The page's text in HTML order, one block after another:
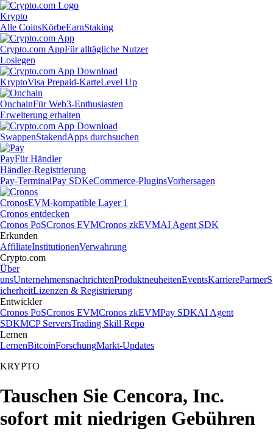
Krypto
Alle CoinsKörbeEarnStaking
Crypto.com AppFür alltägliche Nutzer
Loslegen
KryptoVisa Prepaid-KarteLevel Up
OnchainFür Web3-Enthusiasten
Erweiterung erhalten
SwappenStakendApps durchsuchen
PayFür Händler
Händler-Registrierung
Pay-TerminalPay SDKeCommerce-PluginsVorhersagen
CronosEVM-kompatible Layer 1
Cronos entdecken
Cronos PoSCronos EVMCronos zkEVMAI Agent SDK
Erkunden
AffiliateInstitutionenVerwahrung
Crypto.com
Über
unsUnternehmensnachrichtenProduktneuheitenEventsKarrierePartnerS
icherheitLizenzen & Registrierung
Entwickler
Cronos PoSCronos EVMCronos zkEVMPay SDKAI Agent
SDKMCP ServersTrading Skill Repo
Lernen
LernenBitcoinForschungMarkt-Updates
KRYPTO
Tauschen Sie Cencora, Inc.
sofort mit niedrigen Gebühren